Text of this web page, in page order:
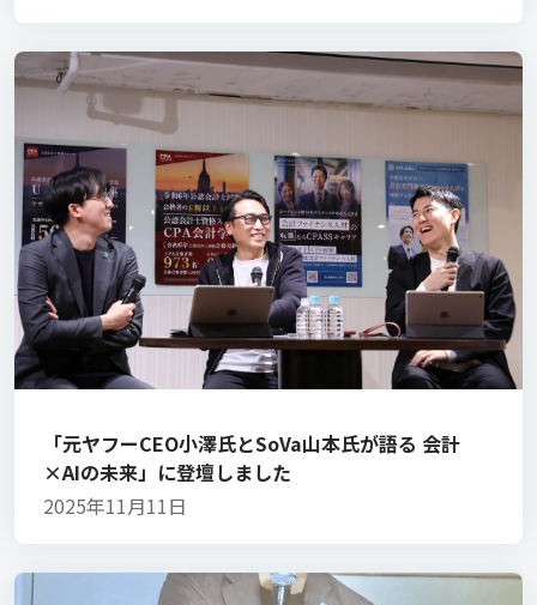
「元ヤフーCEO小澤氏とSoVa山本氏が語る 会計
×AIの未来」に登壇しました
2025年11月11日